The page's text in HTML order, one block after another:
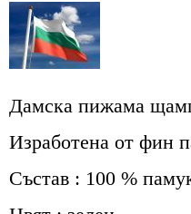
Дамска пижама
Изработена от фин
Състав : 100 %